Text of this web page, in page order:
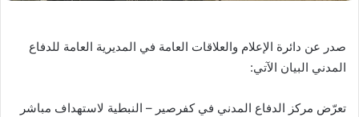
صدر عن دائرة الإعلام والعلاقات العامة في المديرية العامة للدفاع
المدني البيان الآتي:
تعرّض مركز الدفاع المدني في كفرصير – النبطية لاستهداف مباشر